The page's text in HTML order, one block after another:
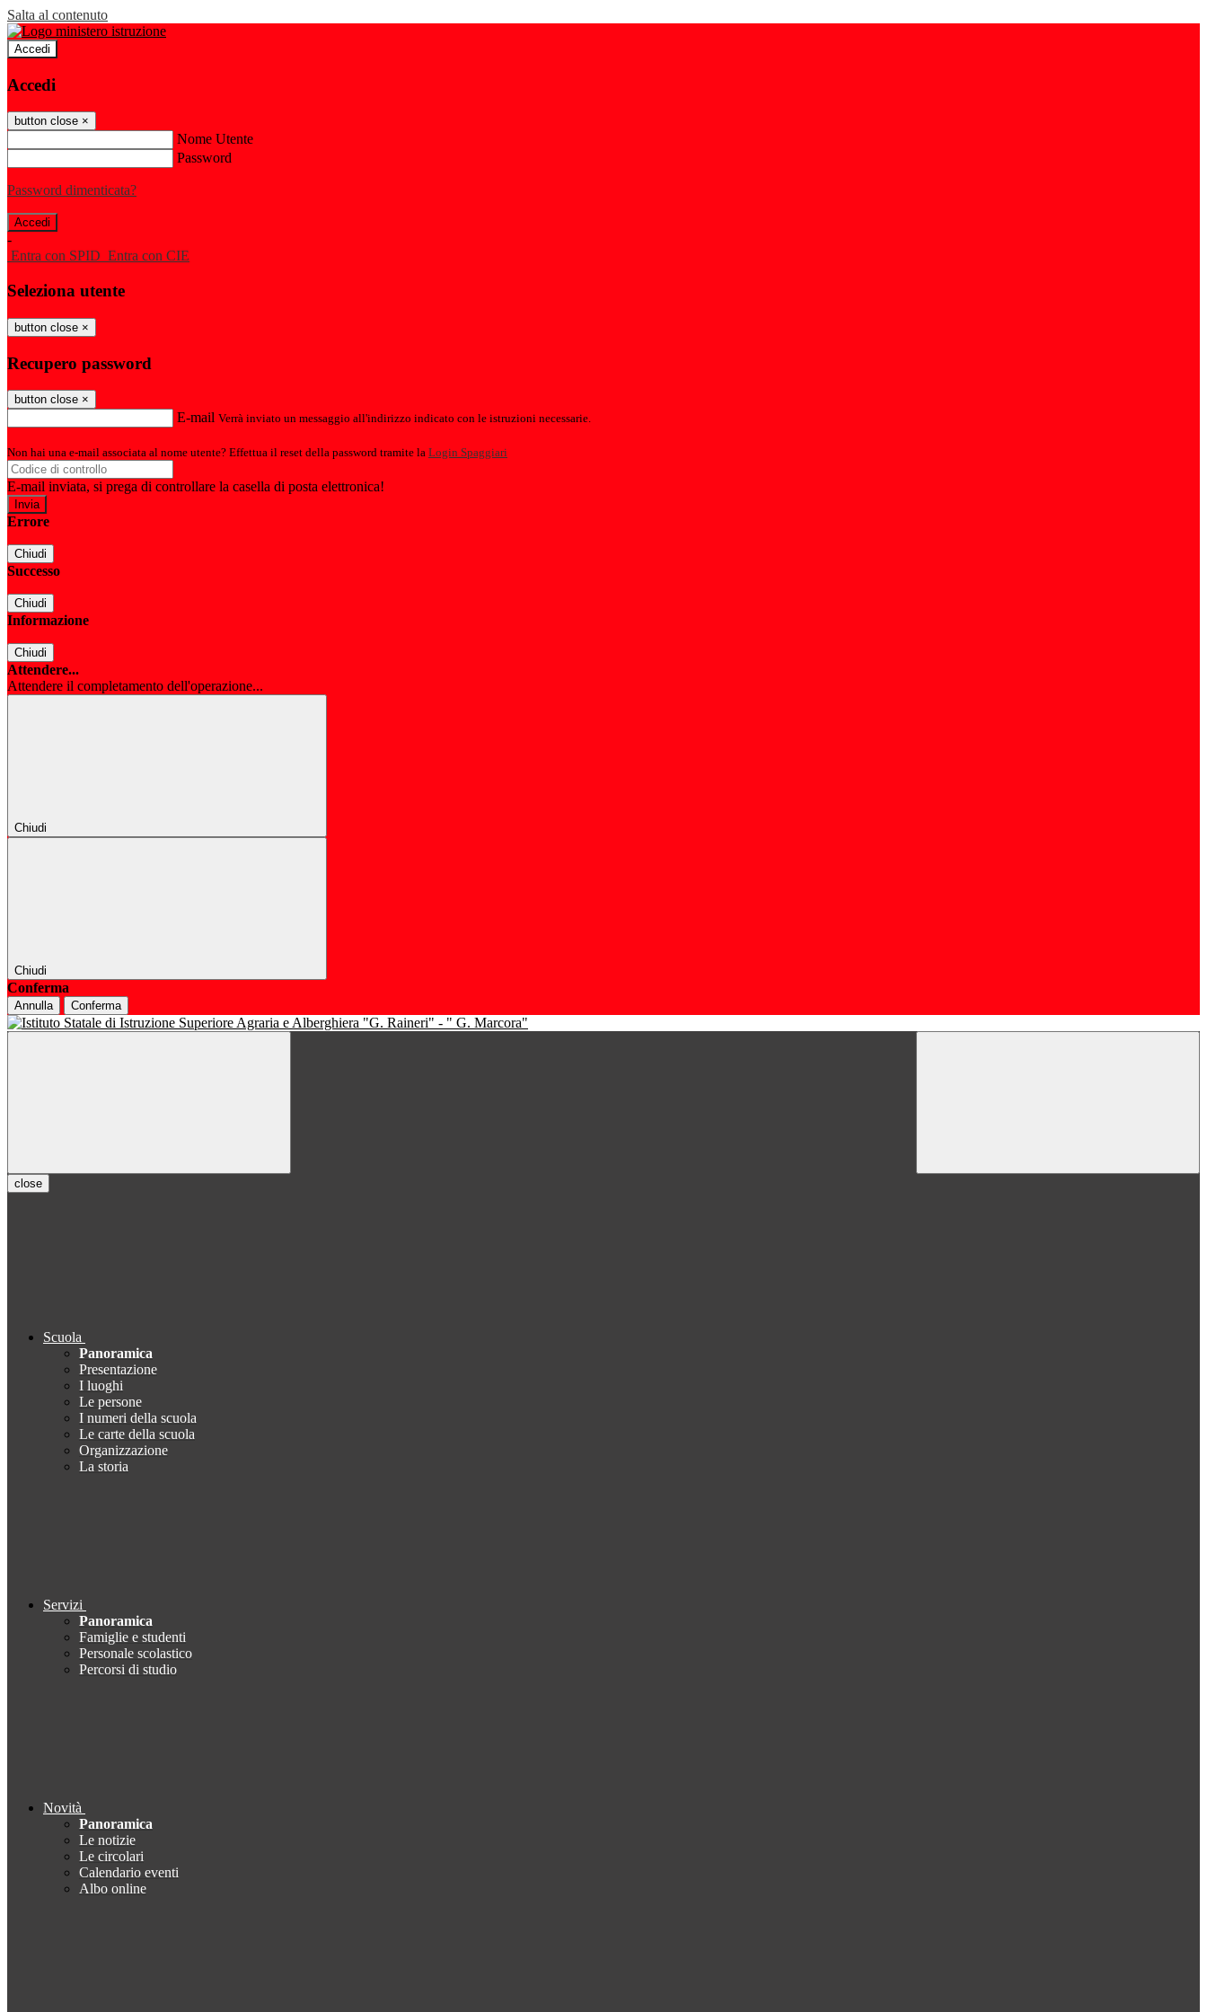
Salta al contenuto
Accedi
Accedi
button close ×
Nome Utente
Password
Password dimenticata?
-
Entra con SPID Entra con CIE
Seleziona utente
button close ×
Recupero password
button close ×
E-mail Verrà inviato un messaggio all'indirizzo indicato con le istruzioni necessarie.
Non hai una e-mail associata al nome utente? Effettua il reset della password tramite la Login Spaggiari
E-mail inviata, si prega di controllare la casella di posta elettronica!
Errore
Chiudi
Successo
Chiudi
Informazione
Chiudi
Attendere...
Attendere il completamento dell'operazione...
Chiudi
Chiudi
Conferma
Annulla Conferma
close
Scuola
Panoramica
Presentazione
I luoghi
Le persone
I numeri della scuola
Le carte della scuola
Organizzazione
La storia
Servizi
Panoramica
Famiglie e studenti
Personale scolastico
Percorsi di studio
Novità
Panoramica
Le notizie
Le circolari
Calendario eventi
Albo online